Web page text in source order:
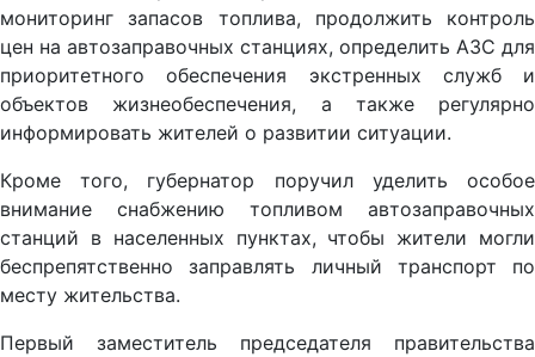
мониторинг запасов топлива, продолжить контроль
цен на автозаправочных станциях, определить АЗС для
приоритетного обеспечения экстренных служб и
объектов жизнеобеспечения, а также регулярно
информировать жителей о развитии ситуации.
Кроме того, губернатор поручил уделить особое
внимание снабжению топливом автозаправочных
станций в населенных пунктах, чтобы жители могли
беспрепятственно заправлять личный транспорт по
месту жительства.
Первый заместитель председателя правительства